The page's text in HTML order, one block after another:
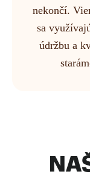
nekončí.
sa
údržbu a